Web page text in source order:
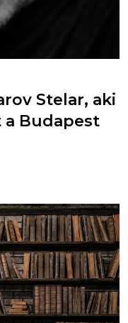
Stelar, aki
Budapest